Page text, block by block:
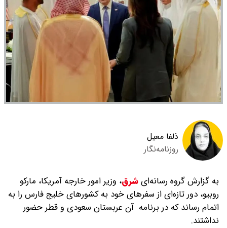
ذلفا معیل
روزنامه‌نگار
به گزارش گروه رسانه‌ایشرق، وزیر امور خارجه آمریکا، مارکو
روبیو، دور تازه‌ای از سفرهای خود به کشورهای خلیج فارس را به
اتمام رساند که در برنامه آن عربستان سعودی و قطر حضور
نداشتند.